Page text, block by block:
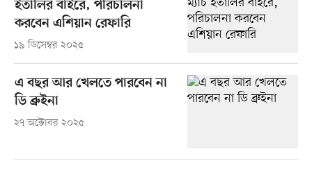
ইতালির বাইরে, পরিচালনা
করবেন এশিয়ান রেফারি
১৯ ডিসেম্বর ২০২৫
এ বছর আর খেলতে পারবেন না
ডি ব্রুইনা
২৭ অক্টোবর ২০২৫